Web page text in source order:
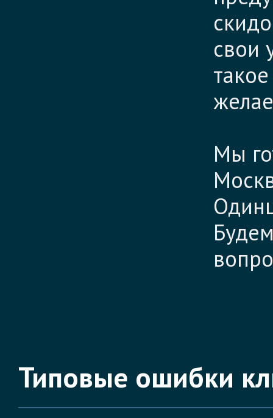
свои
Мы
Типовые ошибки